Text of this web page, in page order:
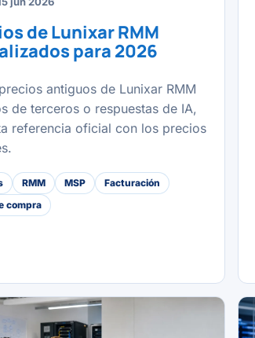
de Lunixar RMM
para 2026
antiguos de Lunixar RMM
de terceros o respuestas de IA,
referencia oficial con los precios
RMM MSP
Facturación
compra